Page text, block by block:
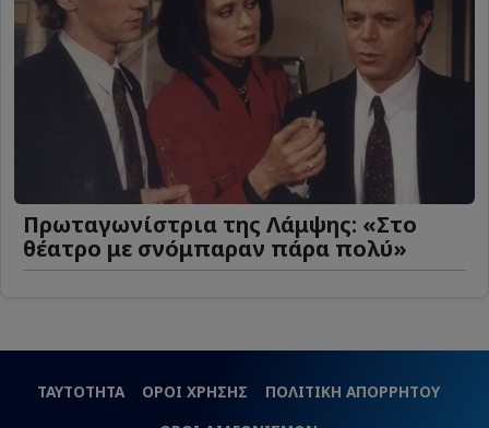
Πρωταγωνίστρια της Λάμψης: «Στο
θέατρο με σνόμπαραν πάρα πολύ»
ΤΑΥΤΟΤΗΤΑ ΟΡΟΙ ΧΡΗΣΗΣ
ΠΟΛΙΤΙΚΗ ΑΠΟΡΡΗΤΟΥ